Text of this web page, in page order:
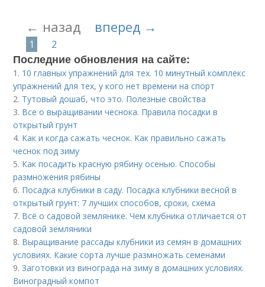
← назад вперед →
1 2
Последние обновления на сайте:
1. 10 главных упражнений для тех. 10 минутный комплекс
упражнений для тех, у кого нет времени на спорт
2. Тутовый дошаб, что это. Полезные свойства
3. Все о выращивании чеснока. Правила посадки в
открытый грунт
4. Как и когда сажать чеснок. Как правильно сажать
чеснок под зиму
5. Как посадить красную рябину осенью. Способы
размножения рябины
6. Посадка клубники в саду. Посадка клубники весной в
открытый грунт: 7 лучших способов, сроки, схема
7. Всё о садовой землянике. Чем клубника отличается от
садовой земляники
8. Выращивание рассады клубники из семян в домашних
условиях. Какие сорта лучше размножать семенами
9.Заготовки из винограда на зиму в домашних условиях.
Виноградный компот